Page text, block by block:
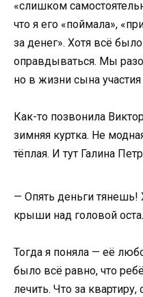
«слишком
что я его «поймала»,
за денег». Хотя всё было
оправдываться. Мы
но в жизни сына
Как-то позвонила
зимняя куртка. Не
тёплая. И тут Галина
— Опять деньги
крыши над головой
Тогда я поняла — её
было всё равно, что
лечить. Что за